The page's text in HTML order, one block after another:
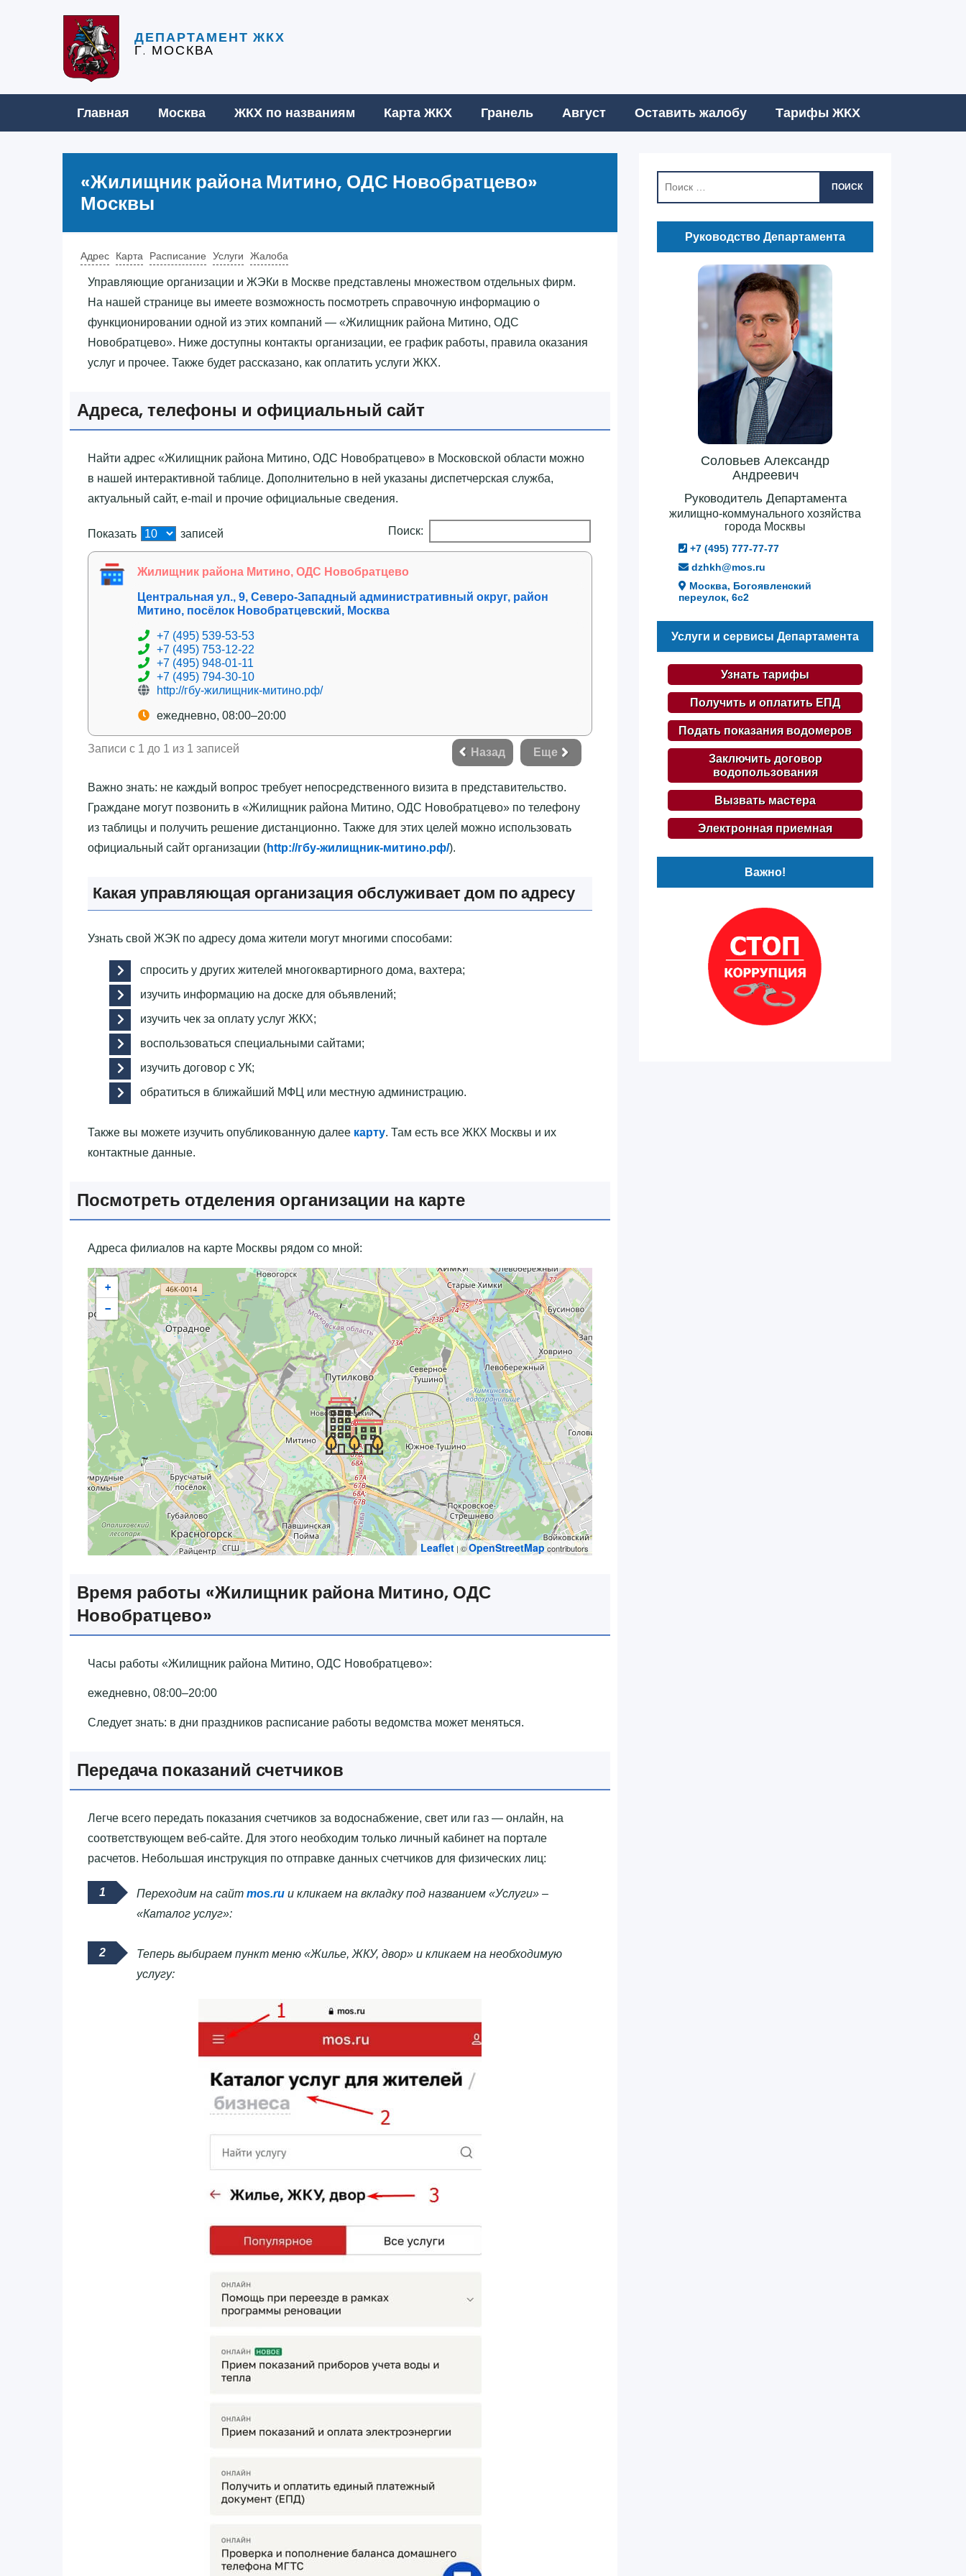
ДЕПАРТАМЕНТ ЖКХ
Г. МОСКВА
Главная Москва ЖКХ по названиям Карта ЖКХ Гранель Август Оставить жалобу Тарифы ЖКХ
«‎Жилищник района Митино, ОДС Новобратцево»‎
Москвы
Адрес Карта Расписание Услуги Жалоба
Управляющие организации и ЖЭКи в Москве представлены множеством отдельных фирм.
На нашей странице вы имеете возможность посмотреть справочную информацию о
функционировании одной из этих компаний — «‎Жилищник района Митино, ОДС
Новобратцево»‎. Ниже доступны контакты организации, ее график работы, правила оказания
услуг и прочее. Также будет рассказано, как оплатить услуги ЖКХ.
Адреса, телефоны и официальный сайт
Найти адрес «‎Жилищник района Митино, ОДС Новобратцево»‎ в Московской области можно
в нашей интерактивной таблице. Дополнительно в ней указаны диспетчерская служба,
актуальный сайт, e-mail и прочие официальные сведения.
Показать записей Поиск:
Жилищник района Митино, ОДС Новобратцево
Центральная ул., 9, Северо-Западный административный округ, район
Митино, посёлок Новобратцевский, Москва
+7 (495) 539-53-53
+7 (495) 753-12-22
+7 (495) 948-01-11
+7 (495) 794-30-10
http://гбу-жилищник-митино.рф/
ежедневно, 08:00–20:00
Записи с 1 до 1 из 1 записей Назад Еще
Важно знать: не каждый вопрос требует непосредственного визита в представительство.
Граждане могут позвонить в «‎Жилищник района Митино, ОДС Новобратцево»‎ по телефону
из таблицы и получить решение дистанционно. Также для этих целей можно использовать
официальный сайт организации (http://гбу-жилищник-митино.рф/).
Какая управляющая организация обслуживает дом по адресу
Узнать свой ЖЭК по адресу дома жители могут многими способами:
спросить у других жителей многоквартирного дома, вахтера;
изучить информацию на доске для объявлений;
изучить чек за оплату услуг ЖКХ;
воспользоваться специальными сайтами;
изучить договор с УК;
обратиться в ближайший МФЦ или местную администрацию.
Также вы можете изучить опубликованную далее карту. Там есть все ЖКХ Москвы и их
контактные данные.
Посмотреть отделения организации на карте
Адреса филиалов на карте Москвы рядом со мной:
+
−
Leaflet| ©OpenStreetMapcontributors
Время работы «‎Жилищник района Митино, ОДС
Новобратцево»‎
Часы работы «‎Жилищник района Митино, ОДС Новобратцево»‎:
ежедневно, 08:00–20:00
Следует знать: в дни праздников расписание работы ведомства может меняться.
Передача показаний счетчиков
Легче всего передать показания счетчиков за водоснабжение, свет или газ — онлайн, на
соответствующем веб-сайте. Для этого необходим только личный кабинет на портале
расчетов. Небольшая инструкция по отправке данных счетчиков для физических лиц:
Переходим на сайт mos.ru и кликаем на вкладку под названием «Услуги» –
«Каталог услуг»:
Теперь выбираем пункт меню «Жилье, ЖКУ, двор» и кликаем на необходимую
услугу:
ПОИСК
Руководство Департамента
Соловьев Александр
Андреевич
Руководитель Департамента
жилищно-коммунального хозяйства
города Москвы
+7 (495) 777-77-77
dzhkh@mos.ru
Москва, Богоявленский
переулок, 6с2
Услуги и сервисы Департамента
Узнать тарифы
Получить и оплатить ЕПД
Подать показания водомеров
Заключить договор
водопользования
Вызвать мастера
Электронная приемная
Важно!